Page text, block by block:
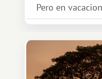
Pero en
espacio para
especial por tu
qué ser algo
cálido y